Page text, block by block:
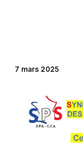
7 mars 2025